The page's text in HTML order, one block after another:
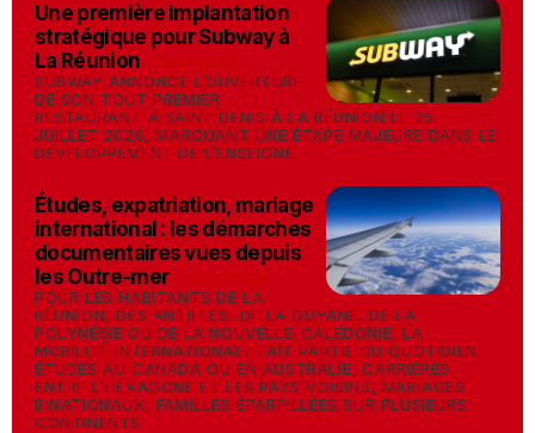
Une première implantation
stratégique pour Subway à
La Réunion
SUBWAY ANNONCE L’OUVERTURE
DE SON TOUT PREMIER
RESTAURANT À SAINT DENIS À LA RÉUNION LE 25
JUILLET 2026, MARQUANT UNE ÉTAPE MAJEURE DANS LE
DÉVELOPPEMENT DE L’ENSEIGNE
Études, expatriation, mariage
international : les démarches
documentaires vues depuis
les Outre-mer
POUR LES HABITANTS DE LA
RÉUNION, DES ANTILLES, DE LA GUYANE, DE LA
POLYNÉSIE OU DE LA NOUVELLE-CALÉDONIE, LA
MOBILITÉ INTERNATIONALE FAIT PARTIE DU QUOTIDIEN :
ÉTUDES AU CANADA OU EN AUSTRALIE, CARRIÈRES
ENTRE L'HEXAGONE ET LES PAYS VOISINS, MARIAGES
BINATIONAUX, FAMILLES ÉPARPILLÉES SUR PLUSIEURS
CONTINENTS